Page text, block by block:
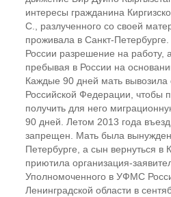
интересы гражданина
С., разлученного со своей
проживала в Санкт-
России разрешение на работу,
пребывая в России на
Каждые 90 дней мать
Российской Федерации, чтобы
получить для него
90 дней. Летом 2013 года
запрещен. Мать была
Петербурге, а сын вернуться в
приютила организация-
Уполномоченного в УФМС
Ленинградской области в